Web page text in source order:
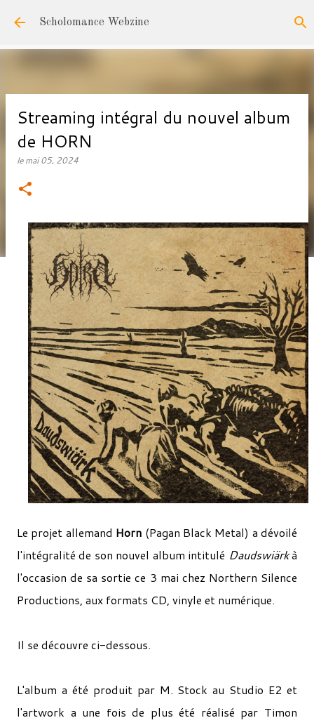
Accéder au contenu principal
Scholomance Webzine
Streaming intégral du nouvel album
de HORN
lemai 05, 2024
Le projet allemand Horn (Pagan Black Metal) a dévoilé
l'intégralité de son nouvel album intitulé Daudswiärkà
l'occasion de sa sortie ce 3 mai chez Northern Silence
Productions, aux formats CD, vinyle et numérique.
Il se découvre ci-dessous.
L'album a été produit par M. Stock au Studio E2 et
l'artwork a une fois de plus été réalisé par Timon